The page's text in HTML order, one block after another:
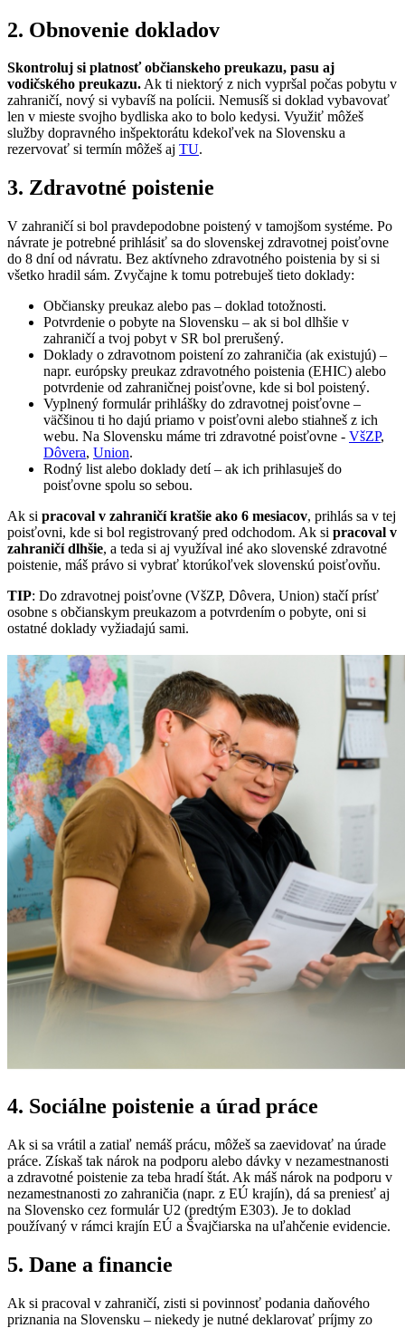
2. Obnovenie dokladov
Skontroluj si platnosť občianskeho preukazu, pasu aj
vodičského preukazu.Ak ti niektorý z nich vypršal počas pobytu v
zahraničí, nový si vybavíš na polícii. Nemusíš si doklad vybavovať
len v mieste svojho bydliska ako to bolo kedysi. Využiť môžeš
služby dopravného inšpektorátu kdekoľvek na Slovensku a
rezervovať si termín môžeš aj TU.
3. Zdravotné poistenie
V zahraničí si bol pravdepodobne poistený v tamojšom systéme. Po
návrate je potrebné prihlásiť sa do slovenskej zdravotnej poisťovne
do 8 dní od návratu. Bez aktívneho zdravotného poistenia by si si
všetko hradil sám. Zvyčajne k tomu potrebuješ tieto doklady:
Občiansky preukaz alebo pas – doklad totožnosti.
Potvrdenie o pobyte na Slovensku – ak si bol dlhšie v
zahraničí a tvoj pobyt v SR bol prerušený.
Doklady o zdravotnom poistení zo zahraničia (ak existujú) –
napr. európsky preukaz zdravotného poistenia (EHIC) alebo
potvrdenie od zahraničnej poisťovne, kde si bol poistený.
Vyplnený formulár prihlášky do zdravotnej poisťovne –
väčšinou ti ho dajú priamo v poisťovni alebo stiahneš z ich
webu. Na Slovensku máme tri zdravotné poisťovne - VšZP,
Dôvera, Union.
Rodný list alebo doklady detí – ak ich prihlasuješ do
poisťovne spolu so sebou.
Ak si pracoval v zahraničí kratšie ako 6 mesiacov, prihlás sa v tej
poisťovni, kde si bol registrovaný pred odchodom. Ak si pracoval v
zahraničí dlhšie, a teda si aj využíval iné ako slovenské zdravotné
poistenie, máš právo si vybrať ktorúkoľvek slovenskú poisťovňu.
TIP: Do zdravotnej poisťovne (VšZP, Dôvera, Union) stačí prísť
osobne s občianskym preukazom a potvrdením o pobyte, oni si
ostatné doklady vyžiadajú sami.
4. Sociálne poistenie a úrad práce
Ak si sa vrátil a zatiaľ nemáš prácu, môžeš sa zaevidovať na úrade
práce. Získaš tak nárok na podporu alebo dávky v nezamestnanosti
a zdravotné poistenie za teba hradí štát. Ak máš nárok na podporu v
nezamestnanosti zo zahraničia (napr. z EÚ krajín), dá sa preniesť aj
na Slovensko cez formulár U2 (predtým E303). Je to doklad
používaný v rámci krajín EÚ a Švajčiarska na uľahčenie evidencie.
5. Dane a financie
Ak si pracoval v zahraničí, zisti si povinnosť podania daňového
priznania na Slovensku – niekedy je nutné deklarovať príjmy zo